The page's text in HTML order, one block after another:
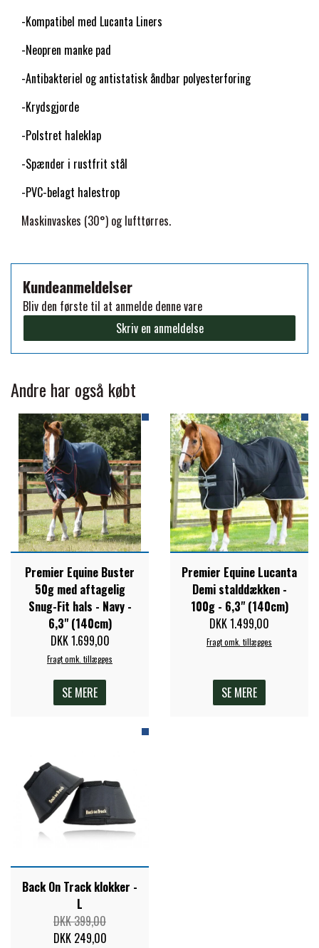
STAR TACK
WAHLSTEN
WALDHAUSEN
WALSH
ZILCO
QHP -BRANDS OF Q
PREMIER EQUINE INSEKTBESKYTTELSE
-Kompatibel med Lucanta Liners
-Neopren manke pad
-Antibakteriel og antistatisk åndbar polyesterforing
-Krydsgjorde
-Polstret haleklap
-Spænder i rustfrit stål
-PVC-belagt halestrop
Maskinvaskes (30°) og lufttørres.
Kundeanmeldelser
Bliv den første til at anmelde denne vare
Skriv en anmeldelse
Andre har også købt
Premier Equine Buster
50g med aftagelig
Snug-Fit hals - Navy -
6,3" (140cm)
DKK 1.699,00
Fragt omk. tillægges
SE MERE
Premier Equine Lucanta
Demi stalddækken -
100g - 6,3" (140cm)
DKK 1.499,00
Fragt omk. tillægges
SE MERE
Back On Track klokker -
L
DKK 399,00
DKK 249,00